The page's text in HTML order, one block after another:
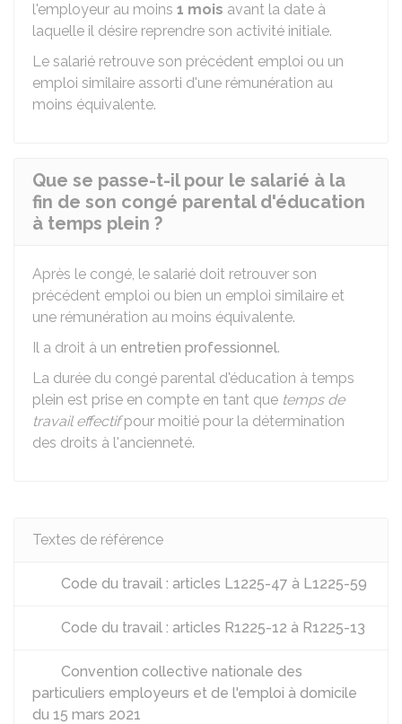
l'employeur au moins 1 mois avant la date à
laquelle il désire reprendre son activité initiale.
Le salarié retrouve son précédent emploi ou un
emploi similaire assorti d'une rémunération au
moins équivalente.
Que se passe-t-il pour le salarié à la
fin de son congé parental d'éducation
à temps plein ?
Après le congé, le salarié doit retrouver son
précédent emploi ou bien un emploi similaire et
une rémunération au moins équivalente.
Il a droit à un entretien professionnel.
La durée du congé parental d'éducation à temps
plein est prise en compte en tant que temps de
travail effectifpour moitié pour la détermination
des droits à l'ancienneté.
Textes de référence
Code du travail : articles L1225-47 à L1225-59
Code du travail : articles R1225-12 à R1225-13
Convention collective nationale des
particuliers employeurs et de l'emploi à domicile
du 15 mars 2021